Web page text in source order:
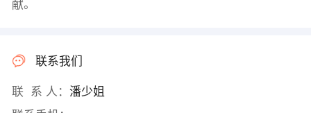
献。
联系我们
联 系 人： 潘少姐